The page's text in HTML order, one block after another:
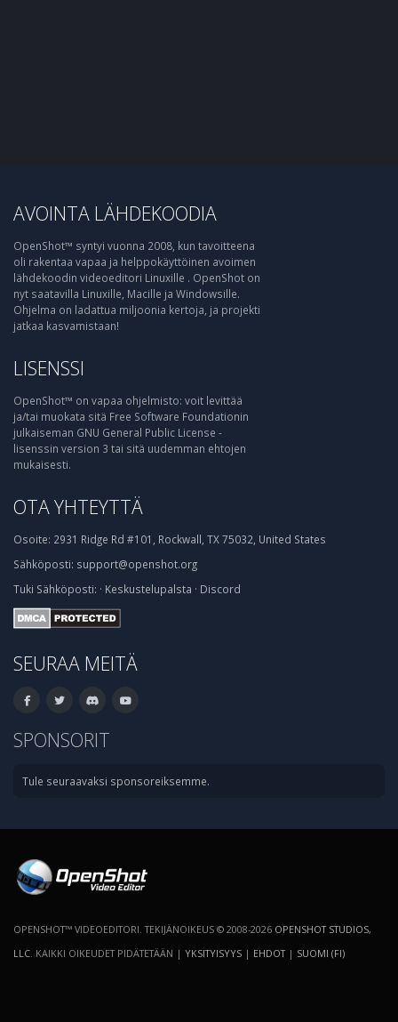
AVOINTA LÄHDEKOODIA
OpenShot™ syntyi vuonna 2008, kun tavoitteena
oli rakentaa vapaa ja helppokäyttöinen avoimen
lähdekoodin videoeditori Linuxille . OpenShot on
nyt saatavilla Linuxille, Macille ja Windowsille.
Ohjelma on ladattua miljoonia kertoja, ja projekti
jatkaa kasvamistaan!
LISENSSI
OpenShot™ on vapaa ohjelmisto: voit levittää
ja/tai muokata sitä Free Software Foundationin
julkaiseman GNU General Public License -
lisenssin version 3 tai sitä uudemman ehtojen
mukaisesti.
OTA YHTEYTTÄ
Osoite: 2931 Ridge Rd #101, Rockwall, TX 75032, United States
Sähköposti: support@openshot.org
Tuki Sähköposti: · Keskustelupalsta · Discord
SEURAA MEITÄ
SPONSORIT
Tule seuraavaksi sponsoreiksemme.
OPENSHOT™ VIDEOEDITORI. TEKIJÄNOIKEUS © 2008-2026 OPENSHOT STUDIOS,
LLC . KAIKKI OIKEUDET PIDÄTETÄÄN | YKSITYISYYS | EHDOT| SUOMI (FI)